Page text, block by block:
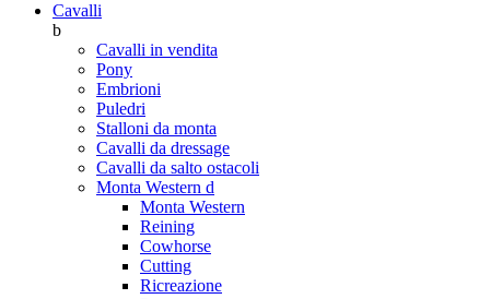
Cavalli
b
Cavalli in vendita
Pony
Embrioni
Puledri
Stalloni da monta
Cavalli da dressage
Cavalli da salto ostacoli
Monta Western d
Monta Western
Reining
Cowhorse
Cutting
Ricreazione